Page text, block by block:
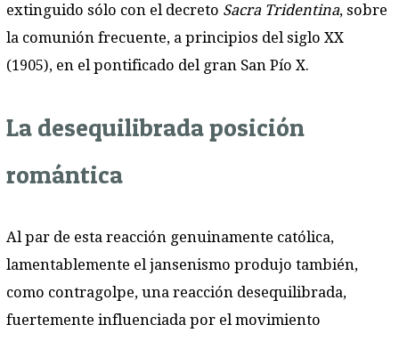
extinguido sólo con el decreto Sacra Tridentina, sobre
la comunión frecuente, a principios del siglo XX
(1905), en el pontificado del gran San Pío X.
La desequilibrada posición
romántica
Al par de esta reacción genuinamente católica,
lamentablemente el jansenismo produjo también,
como contragolpe, una reacción desequilibrada,
fuertemente influenciada por el movimiento